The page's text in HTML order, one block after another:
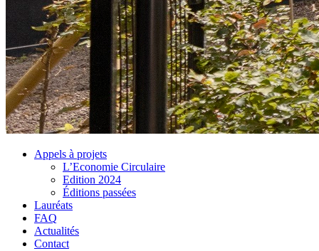
Appels à projets
L’Economie Circulaire
Edition 2024
Éditions passées
Lauréats
FAQ
Actualités
Contact